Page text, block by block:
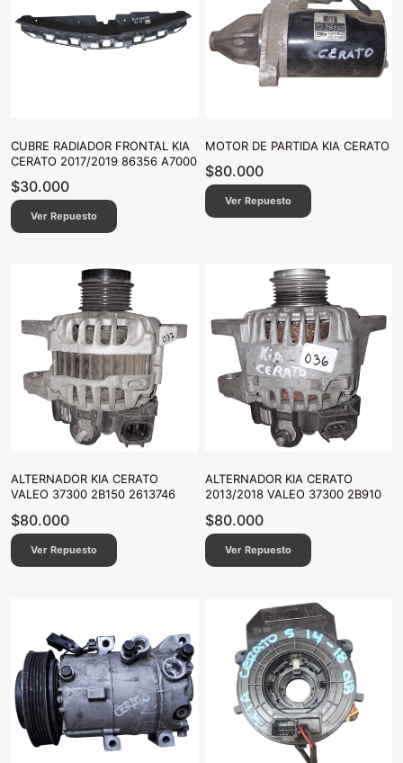
CUBRE RADIADOR FRONTAL KIA
CERATO 2017/2019 86356 A7000
$30.000
Ver Repuesto
MOTOR DE PARTIDA KIA CERATO
$80.000
Ver Repuesto
ALTERNADOR KIA CERATO
VALEO 37300 2B150 2613746
$80.000
Ver Repuesto
ALTERNADOR KIA CERATO
2013/2018 VALEO 37300 2B910
$80.000
Ver Repuesto